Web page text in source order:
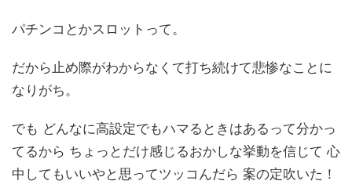
パチンコとかスロットって。
だから止め際がわからなくて打ち続けて悲惨なことに
なりがち。
でも どんなに高設定でもハマるときはあるって分かっ
てるから ちょっとだけ感じるおかしな挙動を信じて 心
中してもいいやと思ってツッコんだら 案の定吹いた！